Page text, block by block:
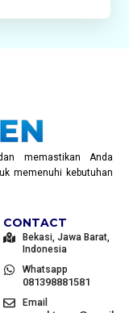
memastikan Anda
memenuhi kebutuhan
CONTACT
Bekasi, Jawa Barat,
Indonesia
Whatsapp
081398881581
Email